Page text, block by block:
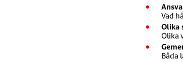
Vad
Olika
Olika
Båda